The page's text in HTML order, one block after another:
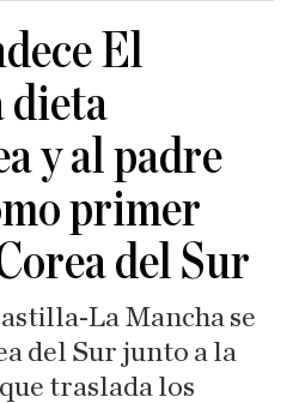
El
dieta
y al padre
primer
del Sur
La Mancha se
del Sur junto a la
traslada los